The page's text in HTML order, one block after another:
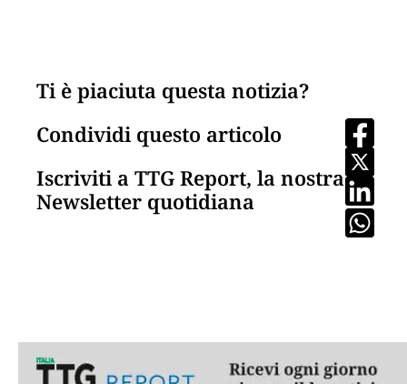
Ti è piaciuta questa notizia?
Condividi questo articolo
Iscriviti a TTG Report, la nostra
Newsletter quotidiana